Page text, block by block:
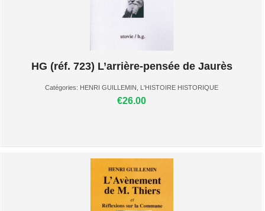
HG (réf. 723) L’arrière-pensée de Jaurès
Catégories: HENRI GUILLEMIN L'HISTOIRE HISTORIQUE
€26.00